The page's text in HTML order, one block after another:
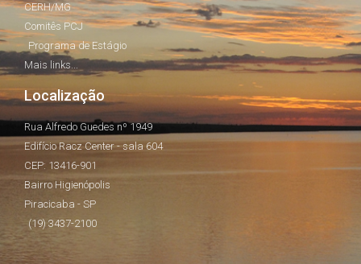
CERH/MG
Comitês PCJ
Programa de Estágio
Mais links...
Localização
Rua Alfredo Guedes nº 1949
Edifício Racz Center - sala 604
CEP: 13416-901
Bairro Higienópolis
Piracicaba - SP
(19) 3437-2100